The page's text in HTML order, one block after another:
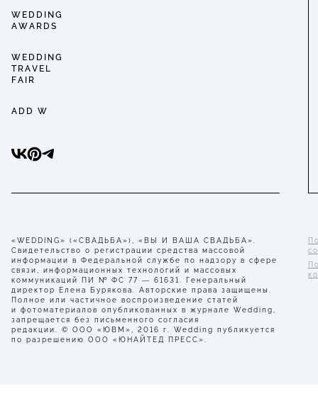
WEDDING
AWARDS
WEDDING
TRAVEL
FAIR
ADD W
«WEDDING» («СВАДЬБА»), «ВЫ И ВАША СВАДЬБА».
Свидетельство о регистрации средства массовой
информации в Федеральной службе по надзору в сфере
связи, информационных технологий и массовых
коммуникаций ПИ № ФС 77 — 61631. Генеральный
директор Елена Бурякова. Авторские права защищены.
Полное или частичное воспроизведение статей
и фотоматериалов опубликованных в журнале Wedding,
запрещается без письменного согласия
редакции. © ООО «ЮВМ», 2016 г. Wedding публикуется
по разрешению ООО «ЮНАЙТЕД ПРЕСС».